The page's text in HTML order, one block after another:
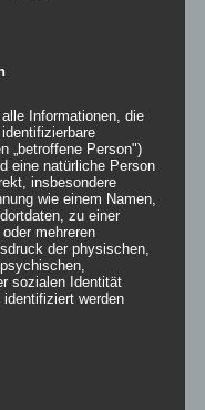
für technische
Informationen, die
„betroffene Person")
eine natürliche Person
insbesondere
wie einem Namen,
zu einer
mehreren
der physischen,
sozialen Identität
werden